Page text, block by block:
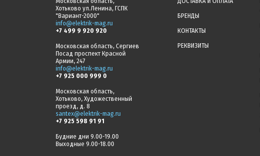
Хотьково ул.Ленина, ГСПК
"Вариант-2000"
info@elektrik-mag.ru
+7 499 9 920 920
Московская область, Сергиев
Посад проспект Красной
Армии, 247
info@elektrik-mag.ru
+7 925 000 999 0
Московская область,
Хотьково, Художественный
проезд, д. 8
santex@elektrik-mag.ru
+7 925 598 91 91
Будние дни 9.00-19.00
Выходные 9.00-18.00
БРЕНДЫ
КОНТАКТЫ
РЕКВИЗИТЫ